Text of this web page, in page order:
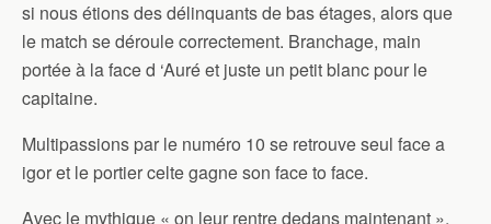
si nous étions des délinquants de bas étages, alors que
le match se déroule correctement. Branchage, main
portée à la face d ‘Auré et juste un petit blanc pour le
capitaine.
Multipassions par le numéro 10 se retrouve seul face a
igor et le portier celte gagne son face to face.
Avec le mythique « on leur rentre dedans maintenant ».